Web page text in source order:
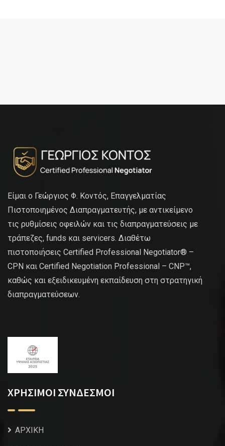
Είμαι ο Γεώργιος Φ. Κοντός, Επαγγελματίας
Πιστοποιημένος Διαπραγματευτής, με αντικείμενο
τις ρυθμίσεις οφειλών και τις διαπραγματεύσεις με
τράπεζες, funds και servicers. Διαθέτω
πιστοποιήσεις Certified Professional Negotiator® –
CPN και Certified Negotiation Professional – CNP™,
καθώς και εξειδικευμένη εκπαίδευση στη στρατηγική
διαπραγματεύσεων.
ΧΡΗΣΙΜΟΙ ΣΥΝΔΕΣΜΟΙ
ΑΡΧΙΚΗ